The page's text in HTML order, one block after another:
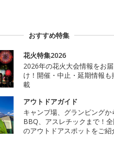
おすすめ特集
花火特集2026
2026年の花火大会情報をお届
け！開催・中止・延期情報も
載
アウトドアガイド
キャンプ場、グランピングか
BBQ、アスレチックまで！
のアウトドアスポットをご紹